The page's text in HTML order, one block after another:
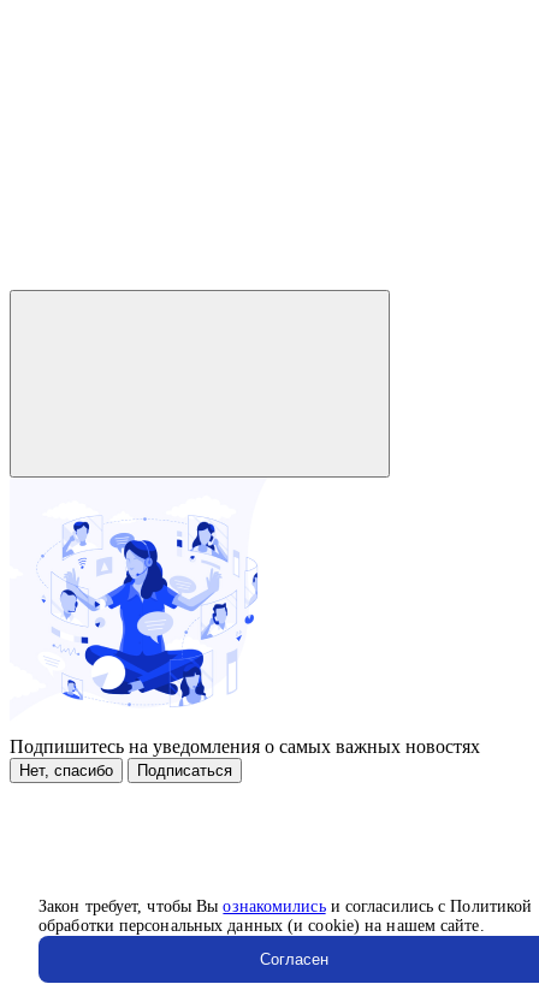
Закон требует, чтобы Выознакомилисьи согласились с Политикой
обработки персональных данных (и cookie) на нашем сайте.
Согласен
Подпишитесь на уведомления о самых важных новостях
Нет, спасибо Подписаться